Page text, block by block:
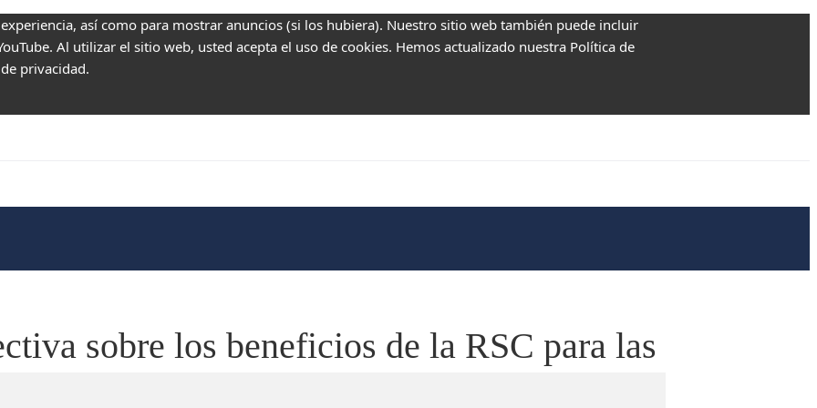
así como para mostrar anuncios (si los hubiera). Nuestro sitio web también puede incluir
Al utilizar el sitio web, usted acepta el uso de cookies. Hemos actualizado nuestra Política de
privacidad.
sobre los beneficios de la RSC para las